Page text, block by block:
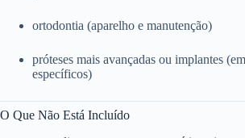
ortodontia (aparelho e manutenção)
próteses mais avançadas ou implantes
específicos)
O Que Não Está Incluído